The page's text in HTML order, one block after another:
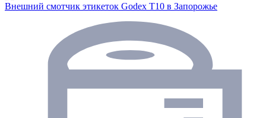
Внешний смотчик этикеток Godex T10 в Запорожье